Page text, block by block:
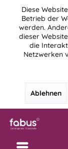
Diese
Betrieb der
werden.
dieser
die
Netzwerken
Ablehnen